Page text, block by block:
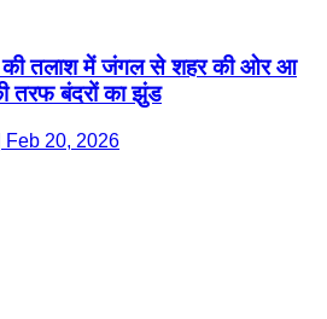
की तलाश में जंगल से शहर की ओर आ
तरफ बंदरों का झुंड
Feb 20, 2026